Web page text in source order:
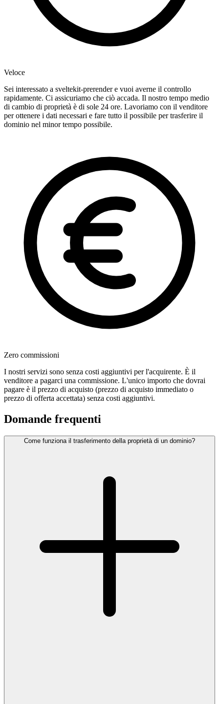
Veloce
Sei interessato a sveltekit-prerender e vuoi averne il controllo
rapidamente. Ci assicuriamo che ciò accada. Il nostro tempo medio
di cambio di proprietà è di sole 24 ore. Lavoriamo con il venditore
per ottenere i dati necessari e fare tutto il possibile per trasferire il
dominio nel minor tempo possibile.
Zero commissioni
I nostri servizi sono senza costi aggiuntivi per l'acquirente. È il
venditore a pagarci una commissione. L'unico importo che dovrai
pagare è il prezzo di acquisto (prezzo di acquisto immediato o
prezzo di offerta accettata) senza costi aggiuntivi.
Domande frequenti
Come funziona il trasferimento della proprietà di un dominio?